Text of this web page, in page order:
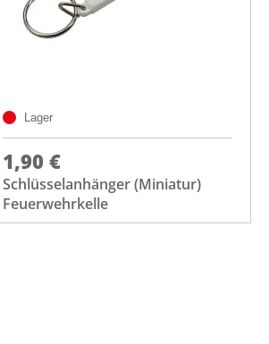
Lager
1,90 €
Schlüsselanhänger (Miniatur)
Feuerwehrkelle